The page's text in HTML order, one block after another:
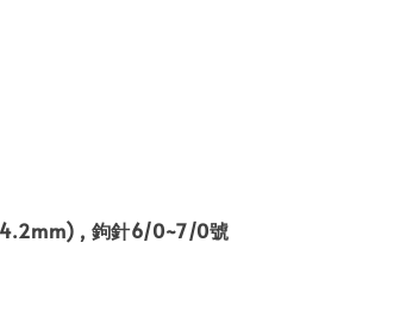
, 鉤針6/0~7/0號